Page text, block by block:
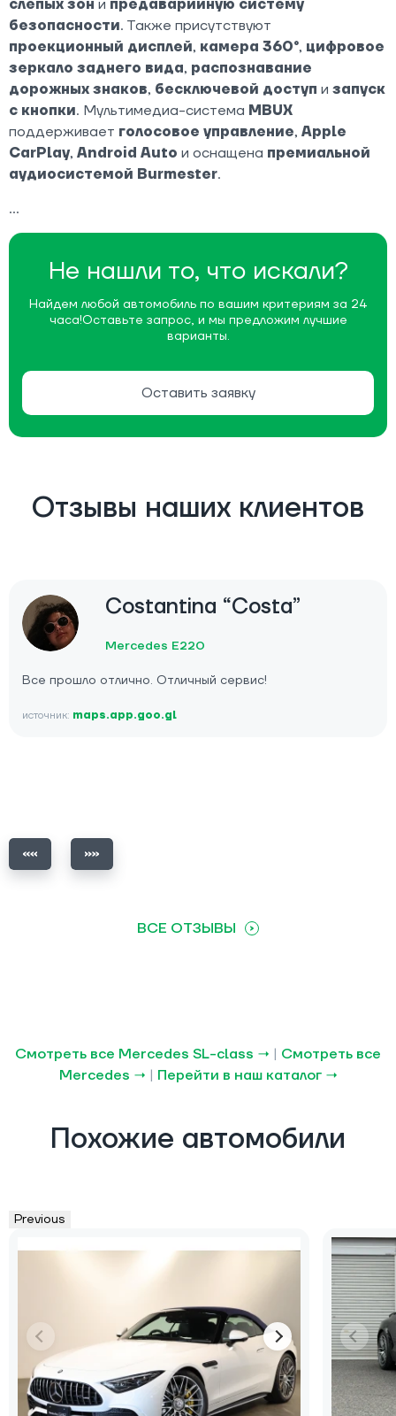
Не нашли то, что искали?
Найдем любой автомобиль по вашим критериям за 24
часа!Оставьте запрос, и мы предложим лучшие
варианты.
Оставить заявку
слепых зон и предаварийную систему
безопасности. Также присутствуют
проекционный дисплей, камера 360°, цифровое
зеркало заднего вида, распознавание
дорожных знаков, бесключевой доступ и запуск
с кнопки. Мультимедиа-система MBUX
поддерживает голосовое управление, Apple
CarPlay, Android Auto и оснащена премиальной
аудиосистемой Burmester.
Отзывы наших клиентов
Costantina “Costa”
Mercedes E220
Все прошло отлично. Отличный сервис!
источник: maps.app.goo.gl
ВСЕ ОТЗЫВЫ
Смотреть все Mercedes SL-class → | Смотреть все
Mercedes → | Перейти в наш каталог →
Похожие автомобили
Previous